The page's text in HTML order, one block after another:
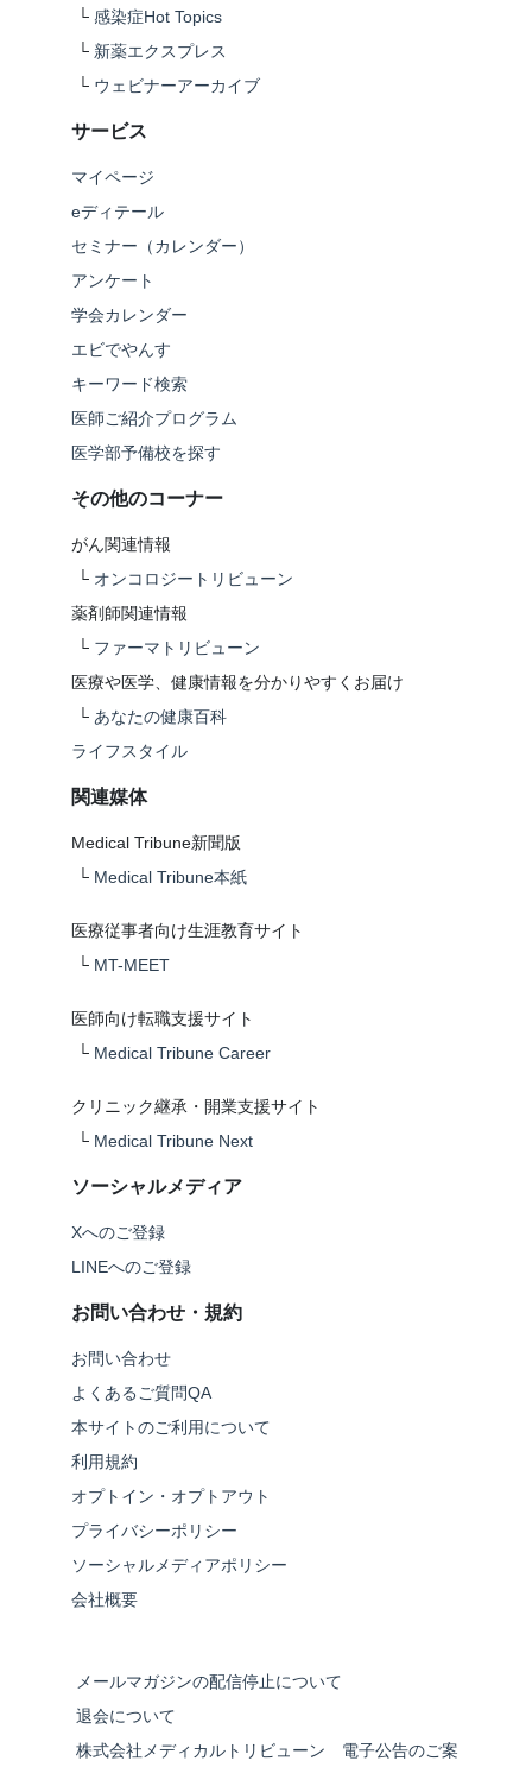
└ 感染症Hot Topics
└ 新薬エクスプレス
└ ウェビナーアーカイブ
サービス
マイページ
eディテール
セミナー（カレンダー）
アンケート
学会カレンダー
エビでやんす
キーワード検索
医師ご紹介プログラム
医学部予備校を探す
その他のコーナー
がん関連情報
└ オンコロジートリビューン
薬剤師関連情報
└ ファーマトリビューン
医療や医学、健康情報を分かりやすくお届け
└ あなたの健康百科
ライフスタイル
関連媒体
Medical Tribune新聞版
└ Medical Tribune本紙
医療従事者向け生涯教育サイト
└ MT-MEET
医師向け転職支援サイト
└ Medical Tribune Career
クリニック継承・開業支援サイト
└ Medical Tribune Next
ソーシャルメディア
Xへのご登録
LINEへのご登録
お問い合わせ・規約
お問い合わせ
よくあるご質問QA
本サイトのご利用について
利用規約
オプトイン・オプトアウト
プライバシーポリシー
ソーシャルメディアポリシー
会社概要
メールマガジンの配信停止について
退会について
株式会社メディカルトリビューン 電子公告のご案